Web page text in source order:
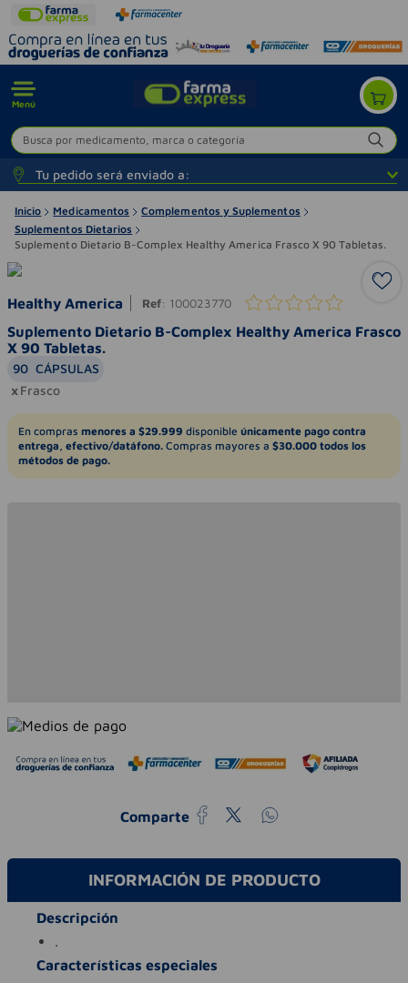
Menú
Busca por medicamento, marca o categoría
Tu pedido será enviado a:
Inicio Medicamentos
Complementos y Suplementos
Suplementos Dietarios
Suplemento Dietario B-Complex Healthy America Frasco X 90 Tabletas.
Healthy America Ref: 100023770
Suplemento Dietario B-Complex Healthy America Frasco
X 90 Tabletas.
90 CÁPSULAS
Frasco
En compras menores a $29.999 disponible únicamente pago contra
entrega, efectivo/datáfono. Compras mayores a $30.000 todos los
métodos de pago.
Comparte
INFORMACIÓN DE PRODUCTO
Descripción
.
Características especiales